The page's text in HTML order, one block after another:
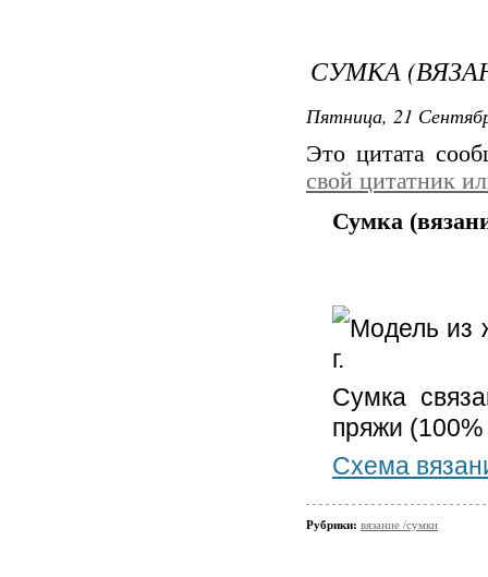
СУМКА
Пятница, 21
Это цитата
свой цитатник
Сумка
Модель из
г.
Сумка
пряжи (100%
Схема
Рубрики: вязание /сумки